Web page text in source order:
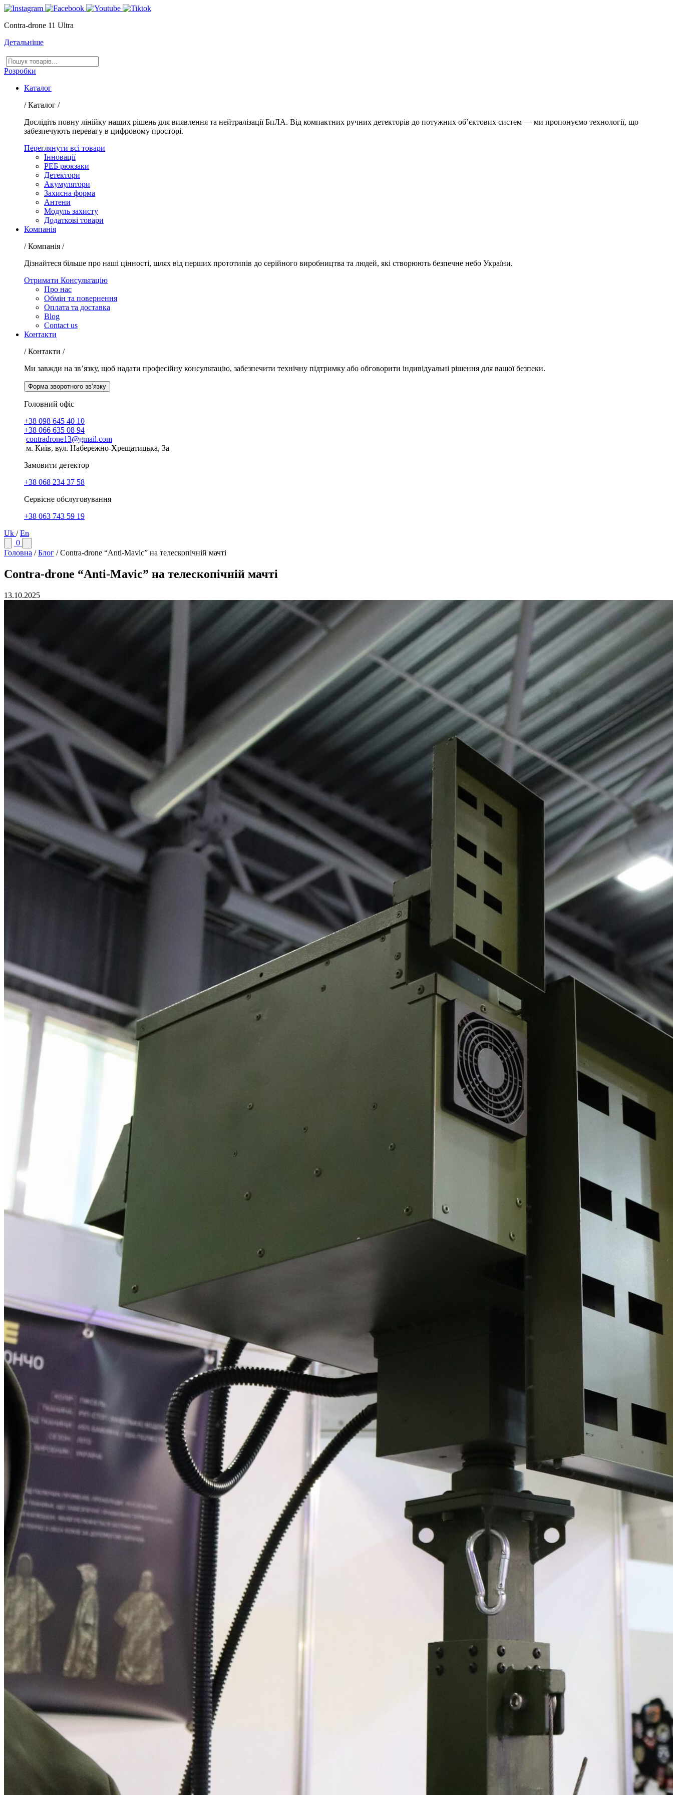
Contra-drone 11 Ultra
Детальніше
Пошук
товарів
Розробки
Каталог
/ Каталог /
Дослідіть повну лінійку наших рішень для виявлення та нейтралізації БпЛА. Від компактних ручних детекторів до потужних об’єктових систем — ми пропонуємо технології, що
забезпечують перевагу в цифровому просторі.
Переглянути всі товари
Інновації
РЕБ рюкзаки
Детектори
Акумулятори
Захисна форма
Антени
Модуль захисту
Додаткові товари
Компанія
/ Компанія /
Дізнайтеся більше про наші цінності, шлях від перших прототипів до серійного виробництва та людей, які створюють безпечне небо України.
Отримати Консультацію
Про нас
Обмін та повернення
Оплата та доставка
Blog
Contact us
Контакти
/ Контакти /
Ми завжди на зв’язку, щоб надати професійну консультацію, забезпечити технічну підтримку або обговорити індивідуальні рішення для вашої безпеки.
Форма зворотного зв’язку
Головний офіс
+38 098 645 40 10
+38 066 635 08 94
contradrone13@gmail.com
м. Київ, вул. Набережно-Хрещатицька, 3а
Замовити детектор
+38 068 234 37 58
Сервісне обслуговування
+38 063 743 59 19
Uk / En
0
Головна / Блог / Contra-drone “Anti-Mavic” на телескопічній мачті
Contra-drone “Anti-Mavic” на телескопічній мачті
13.10.2025